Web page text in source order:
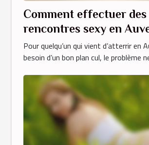
Comment effectuer des
rencontres sexy en
Pour quelqu’un qui vient d’atterrir en
besoin d’un bon plan cul, le problème